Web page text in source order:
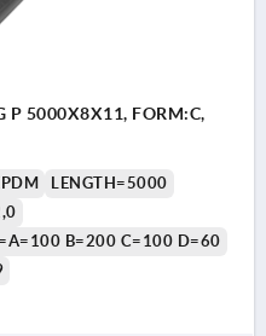
P 5000X8X11, FORM:C,
LENGTH=5000
B=200 C=100 D=60